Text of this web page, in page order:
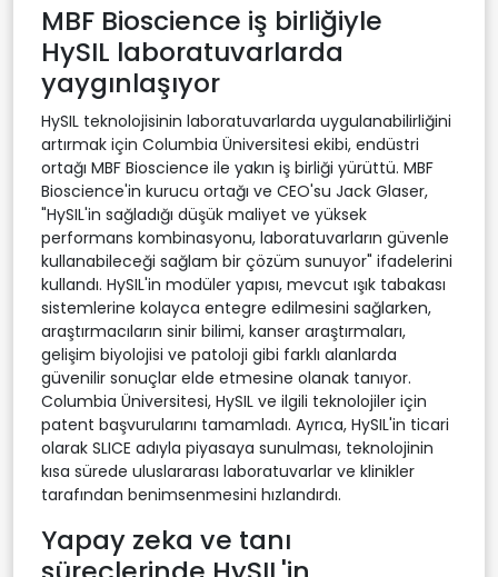
MBF Bioscience iş birliğiyle
HySIL laboratuvarlarda
yaygınlaşıyor
HySIL teknolojisinin laboratuvarlarda uygulanabilirliğini
artırmak için Columbia Üniversitesi ekibi, endüstri
ortağı MBF Bioscience ile yakın iş birliği yürüttü. MBF
Bioscience'in kurucu ortağı ve CEO'su Jack Glaser,
"HySIL'in sağladığı düşük maliyet ve yüksek
performans kombinasyonu, laboratuvarların güvenle
kullanabileceği sağlam bir çözüm sunuyor" ifadelerini
kullandı. HySIL'in modüler yapısı, mevcut ışık tabakası
sistemlerine kolayca entegre edilmesini sağlarken,
araştırmacıların sinir bilimi, kanser araştırmaları,
gelişim biyolojisi ve patoloji gibi farklı alanlarda
güvenilir sonuçlar elde etmesine olanak tanıyor.
Columbia Üniversitesi, HySIL ve ilgili teknolojiler için
patent başvurularını tamamladı. Ayrıca, HySIL'in ticari
olarak SLICE adıyla piyasaya sunulması, teknolojinin
kısa sürede uluslararası laboratuvarlar ve klinikler
tarafından benimsenmesini hızlandırdı.
Yapay zeka ve tanı